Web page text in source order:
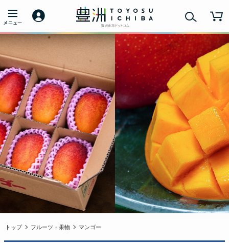
トップ フルーツ・果物 マンゴー